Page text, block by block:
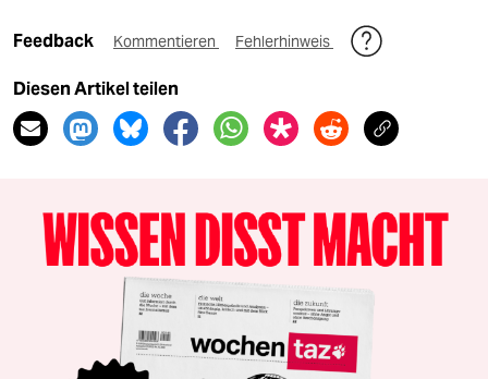
Feedback Kommentieren Fehlerhinweis
Diesen Artikel teilen